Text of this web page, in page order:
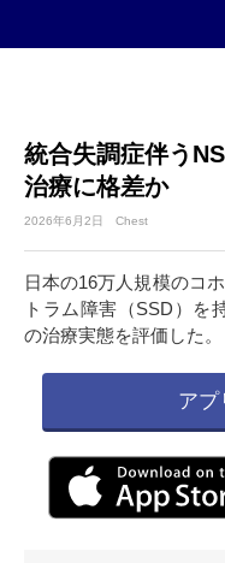
統合失調症伴う
治療に格差か
2026年6月2日 Chest
日本の16万人規模のコ
トラム障害（SSD）を
の治療実態を評価した。
アプ